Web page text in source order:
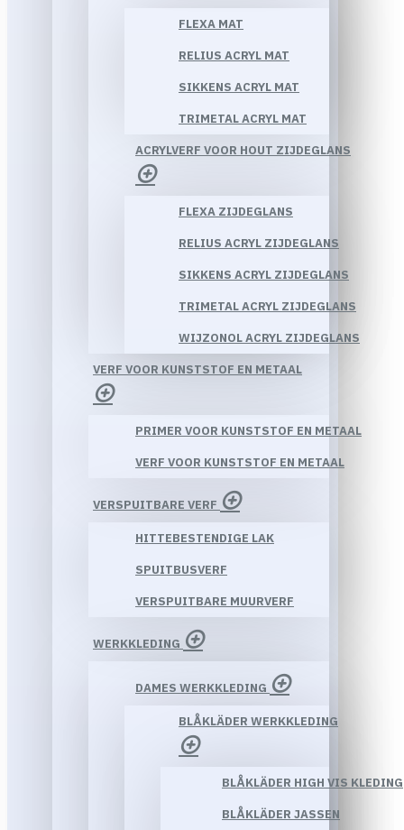
FLEXA MAT
RELIUS ACRYL MAT
SIKKENS ACRYL MAT
TRIMETAL ACRYL MAT
ACRYLVERF VOOR HOUT ZIJDEGLANS
FLEXA ZIJDEGLANS
RELIUS ACRYL ZIJDEGLANS
SIKKENS ACRYL ZIJDEGLANS
TRIMETAL ACRYL ZIJDEGLANS
WIJZONOL ACRYL ZIJDEGLANS
VERF VOOR KUNSTSTOF EN METAAL
PRIMER VOOR KUNSTSTOF EN METAAL
VERF VOOR KUNSTSTOF EN METAAL
VERSPUITBARE VERF
HITTEBESTENDIGE LAK
SPUITBUSVERF
VERSPUITBARE MUURVERF
WERKKLEDING
DAMES WERKKLEDING
BLÅKLÄDER WERKKLEDING
BLÅKLÄDER HIGH VIS KLEDING
BLÅKLÄDER JASSEN